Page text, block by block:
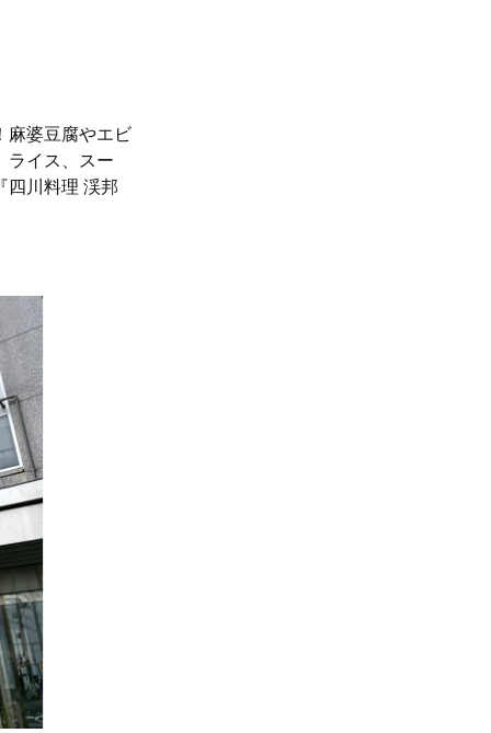
麻婆豆腐やエビ
ライス、スー
四川料理 渓邦